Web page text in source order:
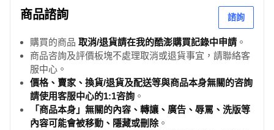
商品諮詢 諮詢
購買的商品 取消/退貨請在我的酷澎購買記錄中申請 。
商品咨詢及評價板塊不處理取消或退貨事宜，請聯絡客
服中心。
價格、賣家、換貨/退貨及配送等與商品本身無關的咨詢
請使用客服中心的1:1咨詢 。
「商品本身」無關的內容、轉讓、廣告、辱罵、洗版等
內容可能會被移動、隱藏或刪除。